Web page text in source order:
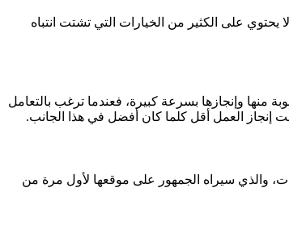
على الكثير من الخيارات التي تشتت انتباه
وإنجازها بسرعة كبيرة، فعندما ترغب بالتعامل
إنجاز العمل أقل كلما كان أفضل في هذا الجانب.
والذي سيراه الجمهور على موقعها لأول مرة من